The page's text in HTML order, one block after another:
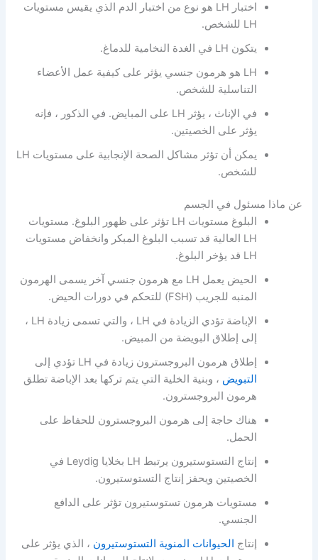
اختبار LH هو نوع من اختبار الدم الذي يقيس مستويات
LH للشخص.
يتكون LH في الغدة النخامية للدماغ.
LH هو هرمون جنسي يؤثر على كيفية عمل الأعضاء
التناسلية للشخص.
في الإناث ، يؤثر LH على المبايض. في الذكور ، فإنه
يؤثر على الخصيتين.
يمكن أن تؤثر مشاكل الصحة الإنجابية على مستويات LH
للشخص.
عن ماذا مسئول في الجسم
البلوغ مستويات LH تؤثر على ظهور البلوغ. مستويات
LH العالية قد تسبب البلوغ المبكر وانخفاض مستويات
LH قد يؤخر البلوغ.
الحيض يعمل LH مع هرمون جنسي آخر يسمى الهرمون
المنبه للجريب (FSH) للتحكم في دورات الحيض.
الإباضة تؤدي الزيادة في LH ، والتي تسمى زيادة LH ،
إلى إطلاق البويضة من المبيض.
إطلاق هرمون البروجسترون زيادة في LH تؤدي إلى
التبويض ، وبنية الخلية التي يتم تركها بعد الإباضة تطلق
هرمون البروجسترون.
هناك حاجة إلى هرمون البروجسترون للحفاظ على
الحمل.
إنتاج التستوستيرون يرتبط LH بخلايا Leydig في
الخصيتين ويحفز إنتاج التستوستيرون.
مستويات هرمون تستوستيرون تؤثر على الدافع
الجنسي.
إنتاج الحيوانات المنوية التستوستيرون ، الذي يؤثر على